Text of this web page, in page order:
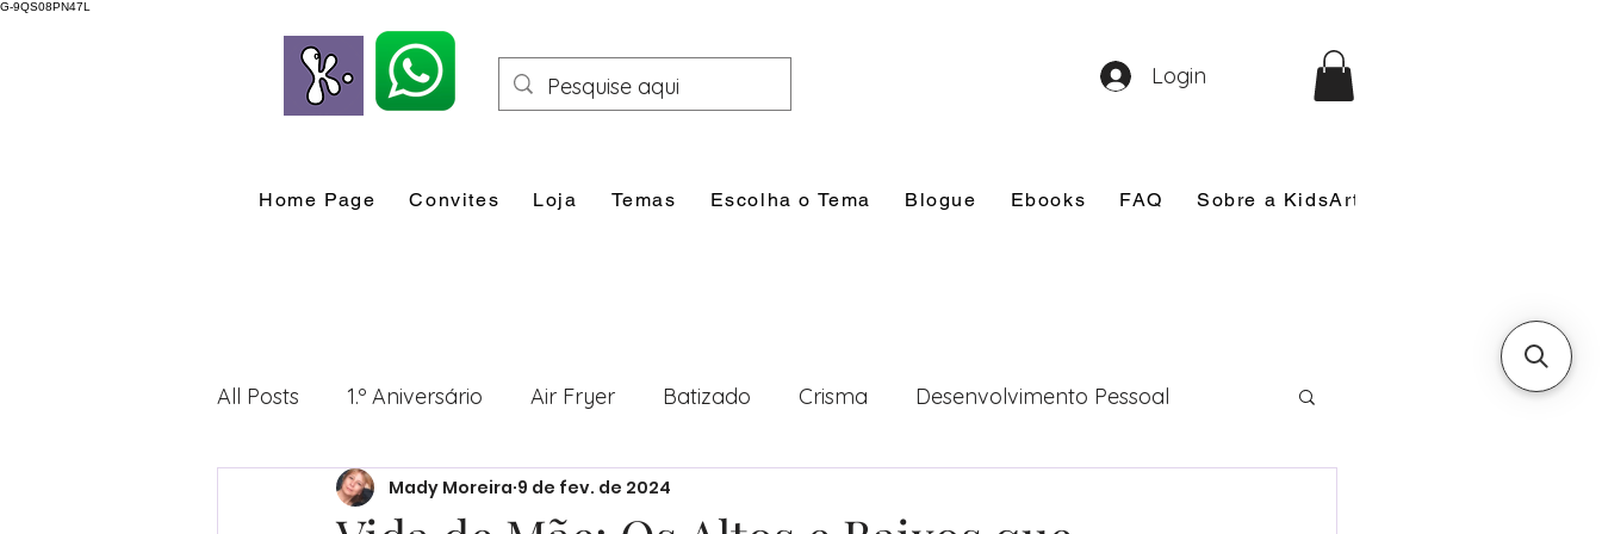
G-9QS08PN47L
Home Page Convites Loja Temas Escolha o Tema Blogue Ebooks FAQ Sobre a KidsArt
Login
All Posts 1.º Aniversário Air Fryer Batizado Crisma Desenvolvimento Pessoal
Desenvolvimento Profissional Festas
Mady Moreira 9 de fev. de 2024